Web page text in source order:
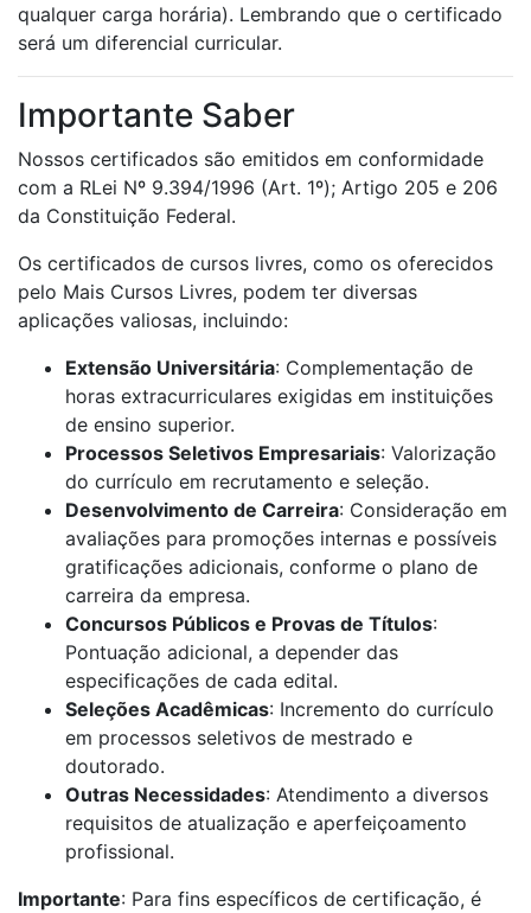
qualquer carga horária). Lembrando que o certificado
será um diferencial curricular.
Importante Saber
Nossos certificados são emitidos em conformidade
com a RLei Nº 9.394/1996 (Art. 1º); Artigo 205 e 206
da Constituição Federal.
Os certificados de cursos livres, como os oferecidos
pelo Mais Cursos Livres, podem ter diversas
aplicações valiosas, incluindo:
Extensão Universitária: Complementação de
horas extracurriculares exigidas em instituições
de ensino superior.
Processos Seletivos Empresariais: Valorização
do currículo em recrutamento e seleção.
Desenvolvimento de Carreira: Consideração em
avaliações para promoções internas e possíveis
gratificações adicionais, conforme o plano de
carreira da empresa.
Concursos Públicos e Provas de Títulos:
Pontuação adicional, a depender das
especificações de cada edital.
Seleções Acadêmicas: Incremento do currículo
em processos seletivos de mestrado e
doutorado.
Outras Necessidades: Atendimento a diversos
requisitos de atualização e aperfeiçoamento
profissional.
Importante: Para fins específicos de certificação, é